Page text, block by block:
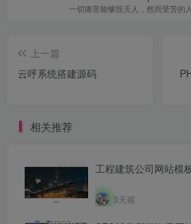
一切痛苦能够毁灭人，然而受苦的
上一篇
云呼系统搭建源码
相关推荐
工程建筑公司网站模
3天前